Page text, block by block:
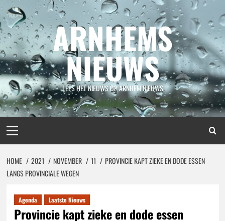
Spring
naar
inhoud
ARNHEMS
NIEUWS
LEES HET NIEUWS OP ARNHEM NIEUWS
menu
HOME 2021 NOVEMBER 11
PROVINCIE KAPT ZIEKE EN DODE ESSEN
LANGS PROVINCIALE WEGEN
Agenda Laatste Nieuws
Provincie kapt zieke en dode essen